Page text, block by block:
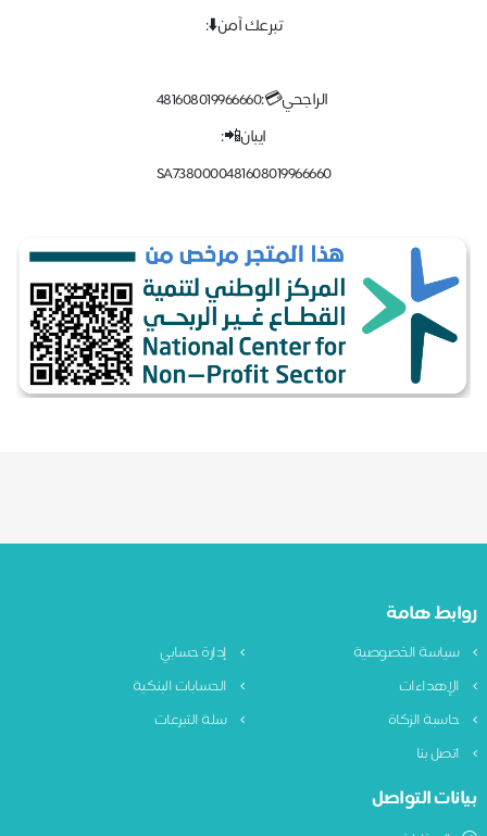
تبرعك آمن⬇️:
الراجحي💳:481608019966660
ايبان📲:
SA7380000481608019966660
روابط هامة
سياسة الخصوصية
إدارة حسابي
الإهداءات
الحسابات البنكية
حاسبة الزكاة
سلة التبرعات
اتصل بنا
بيانات التواصل